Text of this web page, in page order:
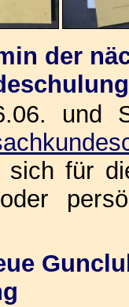
der
und
sich für